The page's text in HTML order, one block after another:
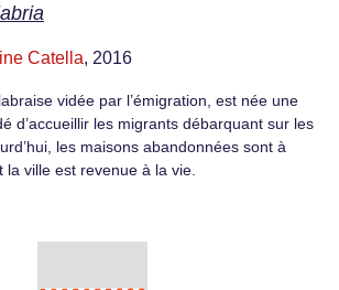
Catella, 2016
vidée par l’émigration, est née une
d’accueillir les migrants débarquant sur les
les maisons abandonnées sont à
ville est revenue à la vie.